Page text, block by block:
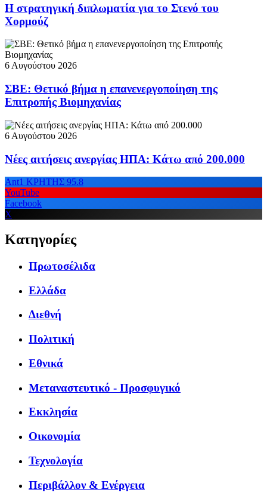
Η στρατηγική διπλωματία για το Στενό του
Χορμούζ
6 Αυγούστου 2026
ΣΒΕ: Θετικό βήμα η επανενεργοποίηση της
Επιτροπής Βιομηχανίας
6 Αυγούστου 2026
Νέες αιτήσεις ανεργίας ΗΠΑ: Κάτω από 200.000
Ant1 ΚΡΗΤΗΣ 95.8
YouTube
Facebook
X
Κατηγορίες
Πρωτοσέλιδα
Ελλάδα
Διεθνή
Πολιτική
Εθνικά
Μεταναστευτικό - Προσφυγικό
Εκκλησία
Οικονομία
Τεχνολογία
Περιβάλλον & Ενέργεια